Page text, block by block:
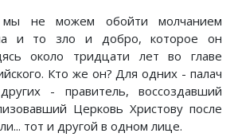
мы не можем обойти молчанием
и то зло и добро, которое он
около тридцати лет во главе
Кто же он? Для одних - палач
- правитель, воссоздавший
Церковь Христову после
тот и другой в одном лице.